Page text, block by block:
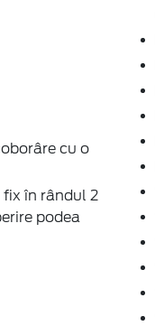
cu o
în rândul 2
podea